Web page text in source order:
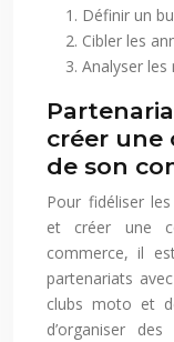
Définir un
Cibler les
Analyser
créer
de son
Pour fidéliser
et créer une
commerce, il
partenariats
clubs moto et
d’organiser